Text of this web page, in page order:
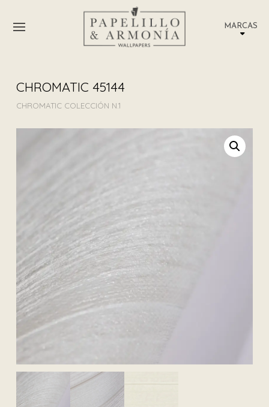
MARCAS
CHROMATIC 45144
CHROMATIC COLECCIÓN N.1